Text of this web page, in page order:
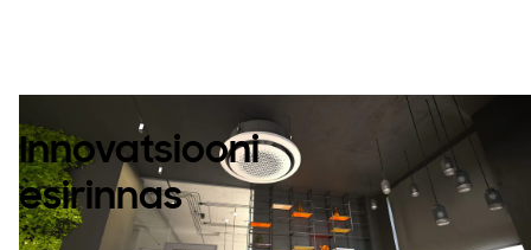
Innovatsiooni
esirinnas